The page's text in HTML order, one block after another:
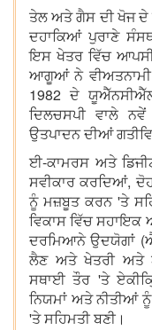
ਤੇਲ ਅਤੇ ਗੈਸ ਦੀ ਖੋਜ ਦੇ
ਦਹਾਕਿਆਂ ਪੁਰਾਣੇ
ਇਸ ਖੇਤਰ ਵਿੱਚ
ਆਗੂਆਂ ਨੇ ਵੀਅਤਨਾਮੀ
1982 ਦੇ
ਦਿਲਚਸਪੀ ਵਾਲੇ
ਉਤਪਾਦਨ ਦੀਆਂ
ਈ-ਕਾਮਰਸ ਅਤੇ
ਸਵੀਕਾਰ ਕਰਦਿਆਂ,
ਨੂੰ ਮਜ਼ਬੂਤ ਕਰਨ 'ਤੇ
ਵਿਕਾਸ ਵਿੱਚ ਸਹਾਇਕ
ਦਰਮਿਆਨੇ ਉਦਯੋਗਾਂ
ਲੈਣ ਅਤੇ ਖੇਤਰੀ ਅਤੇ
ਸਥਾਈ ਤੌਰ 'ਤੇ
ਨਿਯਮਾਂ ਅਤੇ ਨੀਤੀਆਂ
'ਤੇ ਸਹਿਮਤੀ ਬਣੀ।